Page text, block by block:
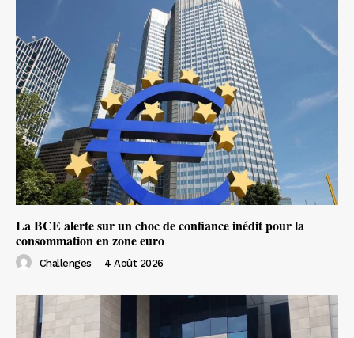
La BCE alerte sur un choc de confiance inédit pour la
consommation en zone euro
Challenges - 4 Août 2026